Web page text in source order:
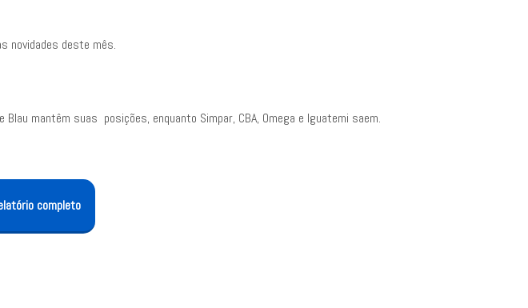
novidades deste mês.
Blau mantêm suas posições, enquanto Simpar, CBA, Omega e Iguatemi saem.
completo